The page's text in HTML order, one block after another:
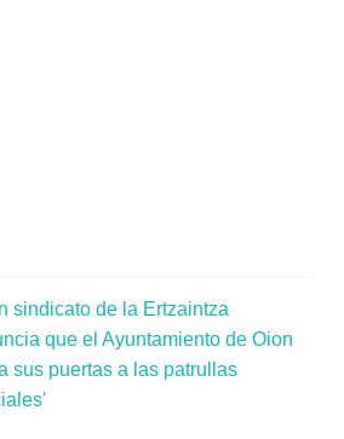
sindicato de la Ertzaintza
que el Ayuntamiento de Oion
sus puertas a las patrullas